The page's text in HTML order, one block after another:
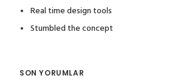
Real time design tools
Stumbled the concept
SON YORUMLAR